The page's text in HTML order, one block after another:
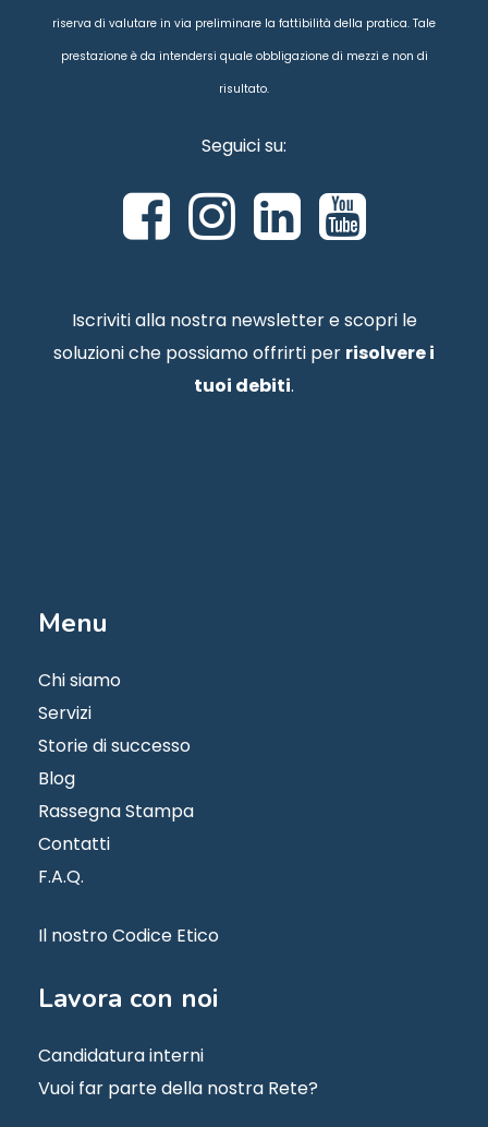
riserva di valutare in via preliminare la fattibilità della pratica. Tale
prestazione è da intendersi quale obbligazione di mezzi e non di
risultato.
Seguici su:
Iscriviti alla nostra newsletter e scopri le
soluzioni che possiamo offrirti per risolvere i
tuoi debiti.
Menu
Chi siamo
Servizi
Storie di successo
Blog
Rassegna Stampa
Contatti
F.A.Q.
Il nostro Codice Etico
Lavora con noi
Candidatura interni
Vuoi far parte della nostra Rete?